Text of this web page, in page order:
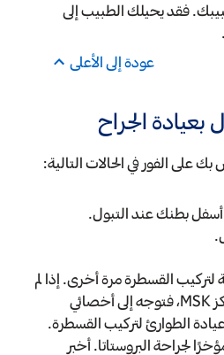
فقد يحيلك الطبيب إلى
عودة إلى الأعلى
الجراح
على الفور في الحالات التالية:
بطنك عند التبول.
القسطرة مرة أخرى. إذا لم
تتمكن من الحضور إلى مركز MSK، فتوجه إلى أخصائي
الطوارئ لتركيب القسطرة.
البروستاتا. أخبر